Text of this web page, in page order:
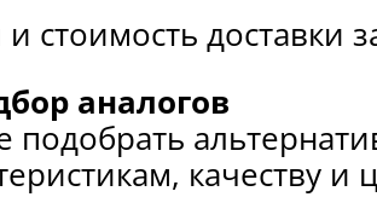
стоимость доставки
аналогов
подобрать
качеству